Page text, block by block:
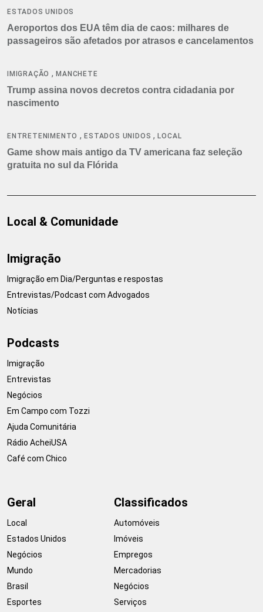
ESTADOS UNIDOS
Aeroportos dos EUA têm dia de caos: milhares de
passageiros são afetados por atrasos e cancelamentos
IMIGRAÇÃO ,MANCHETE
Trump assina novos decretos contra cidadania por
nascimento
ENTRETENIMENTO ,ESTADOS UNIDOS ,LOCAL
Game show mais antigo da TV americana faz seleção
gratuita no sul da Flórida
Local & Comunidade
Imigração
Imigração em Dia/Perguntas e respostas
Entrevistas/Podcast com Advogados
Notícias
Podcasts
Imigração
Entrevistas
Negócios
Em Campo com Tozzi
Ajuda Comunitária
Rádio AcheiUSA
Café com Chico
Geral
Local
Estados Unidos
Negócios
Mundo
Brasil
Esportes
Classificados
Automóveis
Imóveis
Empregos
Mercadorias
Negócios
Serviços